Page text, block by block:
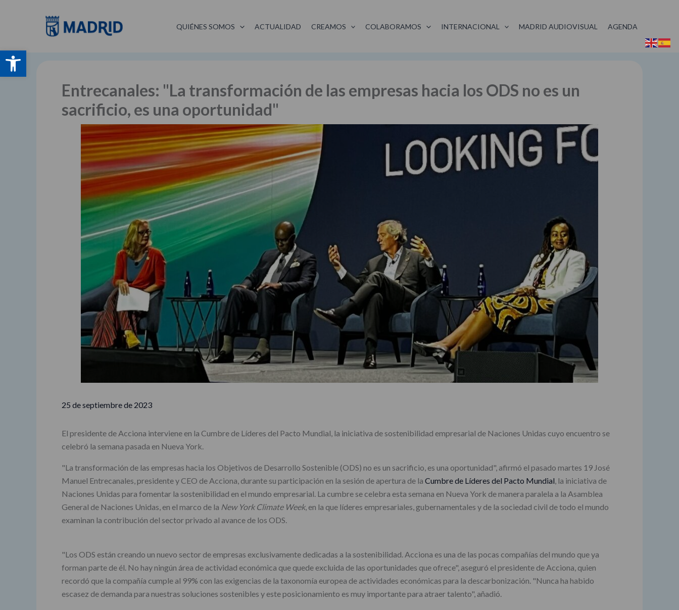
Abrir barra de herramientas
QUIÉNES SOMOS ACTUALIDAD CREAMOS COLABORAMOS INTERNACIONAL MADRID AUDIOVISUAL AGENDA
Entrecanales: "La transformación de las empresas hacia los ODS no es un
sacrificio, es una oportunidad"
25 de septiembre de 2023
El presidente de Acciona interviene en la Cumbre de Líderes del Pacto Mundial, la iniciativa de sostenibilidad empresarial de Naciones Unidas cuyo encuentro se
celebró la semana pasada en Nueva York.
"La transformación de las empresas hacia los Objetivos de Desarrollo Sostenible (ODS) no es un sacrificio, es una oportunidad", afirmó el pasado martes 19 José
Manuel Entrecanales, presidente y CEO de Acciona, durante su participación en la sesión de apertura de la Cumbre de Líderes del Pacto Mundial, la iniciativa de
Naciones Unidas para fomentar la sostenibilidad en el mundo empresarial. La cumbre se celebra esta semana en Nueva York de manera paralela a la Asamblea
General de Naciones Unidas, en el marco de la New York Climate Week, en la que líderes empresariales, gubernamentales y de la sociedad civil de todo el mundo
examinan la contribución del sector privado al avance de los ODS.
"Los ODS están creando un nuevo sector de empresas exclusivamente dedicadas a la sostenibilidad. Acciona es una de las pocas compañías del mundo que ya
forman parte de él. No hay ningún área de actividad económica que quede excluida de las oportunidades que ofrece", aseguró el presidente de Acciona, quien
recordó que la compañía cumple al 99% con las exigencias de la taxonomía europea de actividades económicas para la descarbonización. "Nunca ha habido
escasez de demanda para nuestras soluciones sostenibles y este posicionamiento es muy importante para atraer talento", añadió.